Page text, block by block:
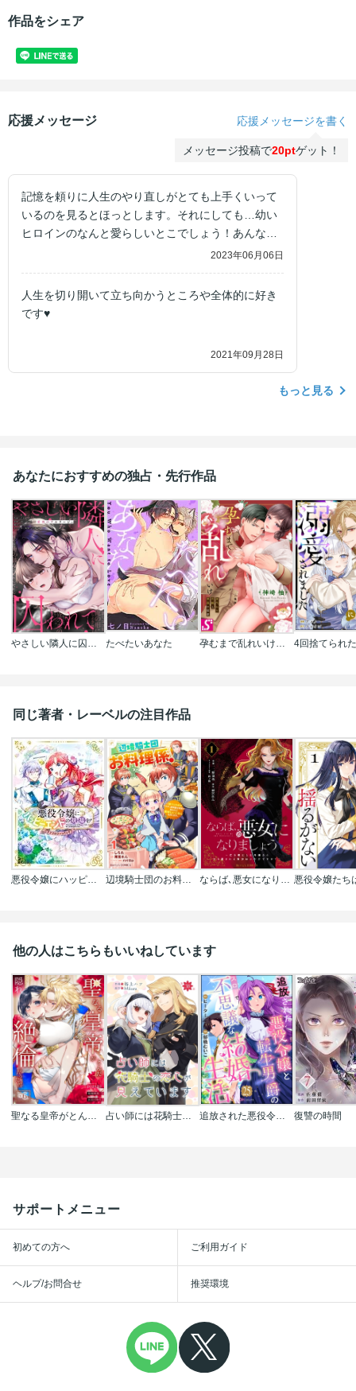
作品をシェア
応援メッセージ 応援メッセージを書く
メッセージ投稿で20ptゲット！
記憶を頼りに人生のやり直しがとても上手くいって
いるのを見るとほっとします。それにしても…幼い
ヒロインのなんと愛らしいとこでしょう！あんなに
可愛くおねだりされちゃったら、お父様でなくとも
す！！
2023年06月06日
人生を切り開いて立ち向かうところや全体的に好き
です♥️
2021年09月28日
もっと見る
あなたにおすすめの独占・先行作品
たべたいあなた
同じ著者・レーベルの注目作品
悪役令嬢にハッピーエンドの祝福を!アンソロジーコミック 辺境騎士団のお料理係!～捨てられ幼女ですが､過保護な家族に拾われて美味しいごはんを作ります～ ならば､悪女になりましょう～亡き者にした令嬢からやり返される気分はいかがですか?～
他の人はこちらもいいねしています
聖なる皇帝がとんだ隠れ絶倫だった件【単話】 占い師には花騎士の恋心が見えています【単話版】 追放された悪役令嬢と転生男爵のスローで不思議な結婚生活 コミック版(分冊版) 復讐の時間
サポートメニュー
初めての方へ ご利用ガイド
ヘルプ/お問合せ 推奨環境